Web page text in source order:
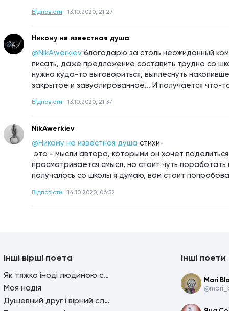
Відповісти 13.10.2020, 21:27
Никому не известная душа
@NikAwerkiev благодарю за столь неожиданный
писать, даже предложение составить трудно со
нужно куда-то выговориться, выплеснуть
закрытое и завуалированное... И получается что-
Відповісти 13.10.2020, 21:37
NikAwerkiev
@Никому не известная душа стихи-
просматривается смысл, но стоит чуть
получалось со школы я думаю, вам стоит
Відповісти 14.10.2020, 06:52
Інші вірші поета
Як тяжко іноді людиною стати
Моя надія
Душевний друг і вірний слуга, а можливо, трішечки більше
Інші поети
Mari